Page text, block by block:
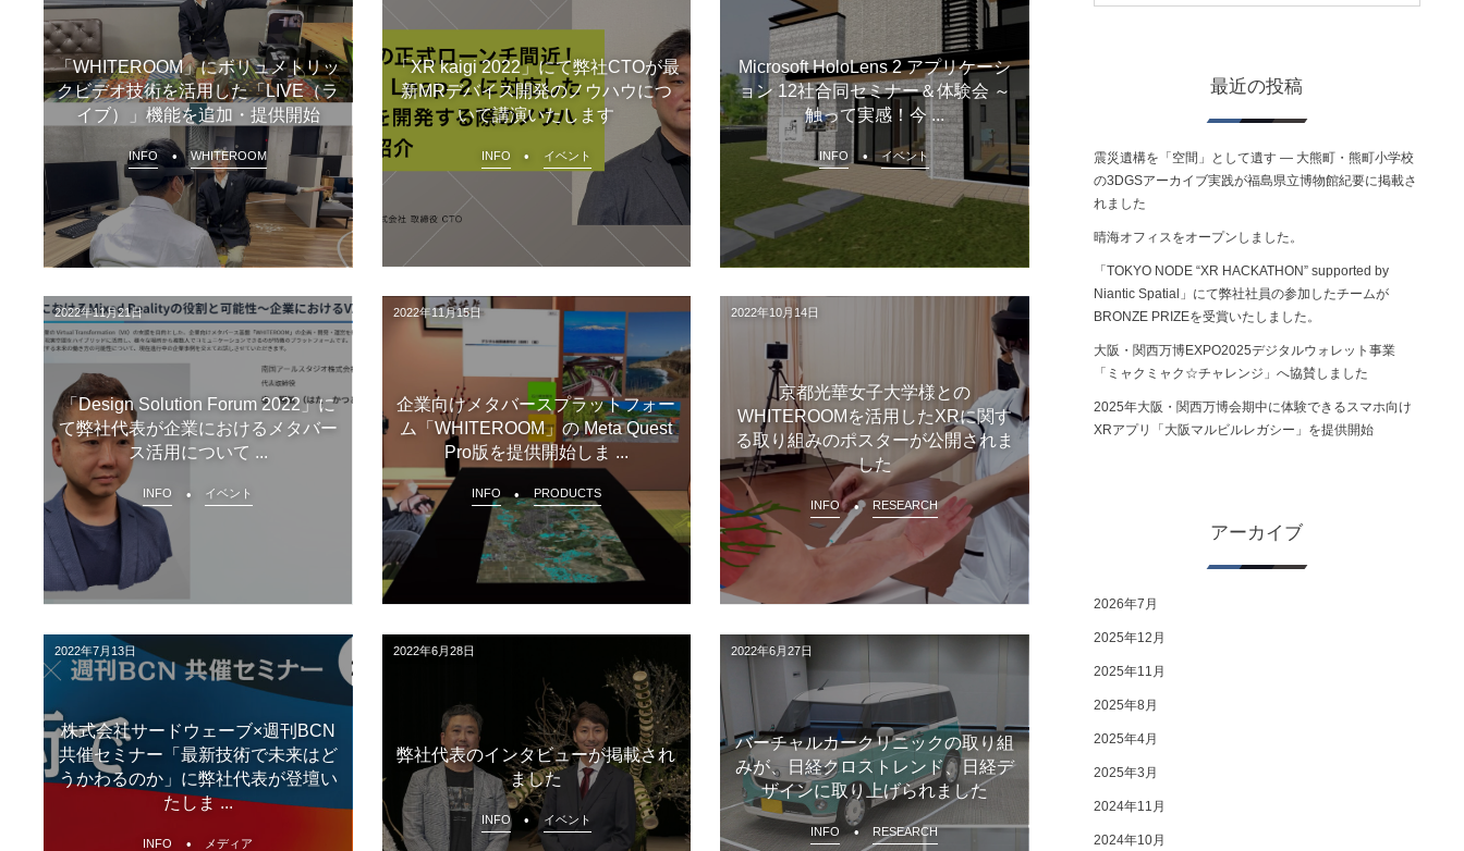
「WHITEROOM」にボリュメトリッ
クビデオ技術を活用した「LIVE（ラ
イブ）」機能を追加・提供開始
INFO WHITEROOM
「XR kaigi 2022」にて弊社CTOが最
新MRデバイス開発のノウハウにつ
いて講演いたします
INFO イベント
Microsoft HoloLens 2 アプリケーシ
ョン 12社合同セミナー＆体験会 ～
触って実感！今 ...
INFO イベント
2022年11月21日
「Design Solution Forum 2022」に
て弊社代表が企業におけるメタバー
ス活用について ...
INFO イベント
2022年11月15日
企業向けメタバースプラットフォー
ム「WHITEROOM」の Meta Quest
Pro版を提供開始しま ...
INFO PRODUCTS
2022年10月14日
京都光華女子大学様との
WHITEROOMを活用したXRに関す
る取り組みのポスターが公開されま
した
INFO RESEARCH
2022年7月13日
株式会社サードウェーブ×週刊BCN
共催セミナー「最新技術で未来はど
うかわるのか」に弊社代表が登壇い
たしま ...
INFO メディア
2022年6月28日
弊社代表のインタビューが掲載され
ました
INFO イベント
2022年6月27日
バーチャルカークリニックの取り組
みが、日経クロストレンド、日経デ
ザインに取り上げられました
INFO RESEARCH
最近の投稿
震災遺構を「空間」として遺す ― 大熊町・熊町小学校
の3DGSアーカイブ実践が福島県立博物館紀要に掲載さ
れました
晴海オフィスをオープンしました。
「TOKYO NODE “XR HACKATHON” supported by
Niantic Spatial」にて弊社社員の参加したチームが
BRONZE PRIZEを受賞いたしました。
大阪・関西万博EXPO2025デジタルウォレット事業
「ミャクミャク☆チャレンジ」へ協賛しました
2025年大阪・関西万博会期中に体験できるスマホ向け
XRアプリ「大阪マルビルレガシー」を提供開始
アーカイブ
2026年7月
2025年12月
2025年11月
2025年8月
2025年4月
2025年3月
2024年11月
2024年10月